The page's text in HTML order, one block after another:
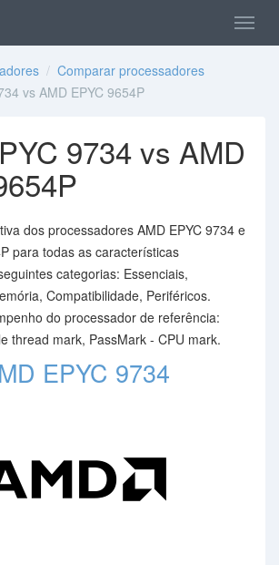
/ Comparar processadores
vs AMD EPYC 9654P
9734 vs AMD
dos processadores AMD EPYC 9734 e
para todas as características
categorias: Essenciais,
Compatibilidade, Periféricos.
do processador de referência:
thread mark, PassMark - CPU mark.
EPYC 9734